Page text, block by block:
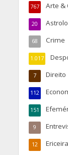
Arte &
767
20
Crime
68
1.017
Direito
7
112
151
9
12